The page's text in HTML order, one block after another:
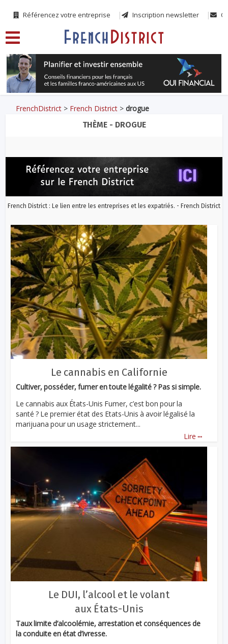
Référencez votre entreprise Inscription newsletter
FrenchDistrict > French District >drogue
THÈME - DROGUE
French District : Le lien entre les entreprises et les expatriés. - French District
Le cannabis en Californie
Cultiver, posséder, fumer en toute légalité ? Pas si simple.
Le cannabis aux États-Unis Fumer, c’est bon pour la
santé ? Le premier état des Etats-Unis à avoir légalisé la
marijuana pour un usage strictement...
Lire ...
Le DUI, l’alcool et le volant
aux États-Unis
Taux limite d’alcoolémie, arrestation et conséquences de
la conduite en état d’ivresse.